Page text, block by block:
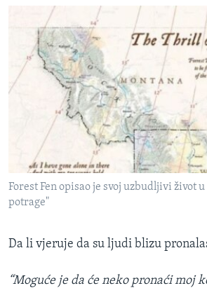
Forest Fen opisao je svoj uzbudljivi život
potrage"
Da li vjeruje da su ljudi blizu
“Moguće je da će neko pronaći moj